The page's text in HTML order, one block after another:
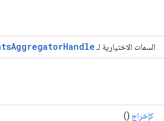
السمات الاختيارية لـ AggregatorHandle
كإخراج ()